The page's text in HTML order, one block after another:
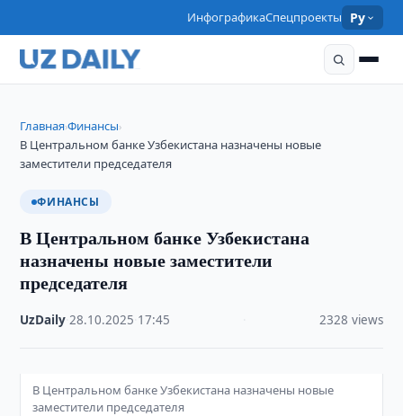
ИнфографикаСпецпроекты Ру
Главная›Финансы›
В Центральном банке Узбекистана назначены новые
заместители председателя
ФИНАНСЫ
В Центральном банке Узбекистана
назначены новые заместители
председателя
UzDaily ·28.10.2025 17:45 2328 views
В Центральном банке Узбекистана назначены новые
заместители председателя